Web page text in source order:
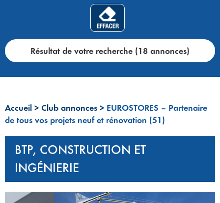
Résultat de votre recherche (18 annonces)
Accueil > Club annonces > EUROSTORES – Partenaire
de tous vos projets neuf et rénovation (51)
BTP, CONSTRUCTION ET
INGÉNIERIE